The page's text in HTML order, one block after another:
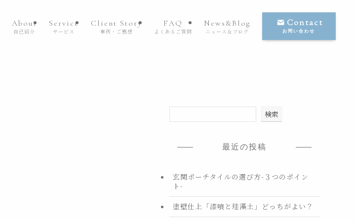
About
自己紹介
Service
サービス
Client Story
事例・ご感想
FAQ
よくあるご質問
News&Blog
ニュース＆ブログ
Contact
お問い合わせ
検索
最近の投稿
玄関ポーチタイルの選び方-３つのポイン
ト-
塗壁仕上「漆喰と珪藻土」どっちがよい？